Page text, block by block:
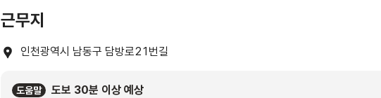
근무지
인천광역시 남동구 담방로21번길
도움말 도보 30분 이상 예상